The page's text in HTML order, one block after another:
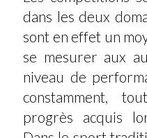
dans les deux
sont en effet un
se mesurer aux
niveau de
constamment,
progrès acquis